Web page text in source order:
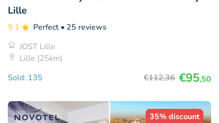
Lille
9.1 Perfect • 25 reviews
JOST Lille
Lille (25km)
Sold: 135
€112,36 €95,50
35% discount